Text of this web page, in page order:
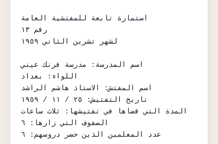
استمارة تابعة للمفتشية العامة
رقم ١٣
لشهر تشرين الثاني ١٩٥٩
اسم المدرسة: مدرسة فرنك عيني
اللواء: بغداد
اسم المفتش: الاستاذ هاشم الراشد
تاريخ التفتيش: ٢٥ / ١١ / ١٩٥٩
المدة التي قضاها في تفتيشها: ثلاث ساعات
الصفوف التي زارها: ٦
عدد المعلمين الذين حضر دروسهم: ٦